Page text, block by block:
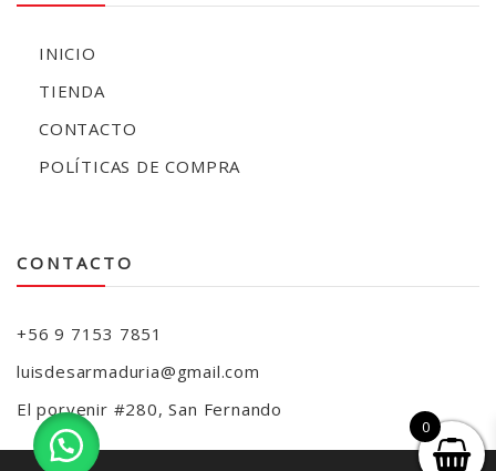
INICIO
TIENDA
CONTACTO
POLÍTICAS DE COMPRA
CONTACTO
+56 9 7153 7851
luisdesarmaduria@gmail.com
El porvenir #280, San Fernando
0